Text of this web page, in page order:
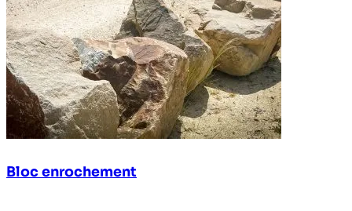
Bloc enrochement